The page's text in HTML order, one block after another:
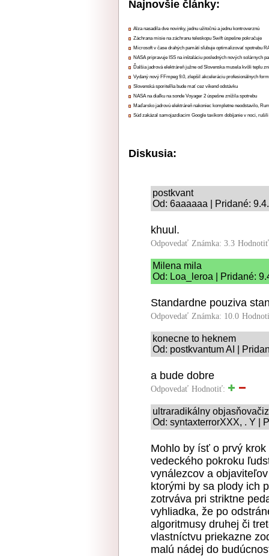
Najnovšie články:
Alza nasadila dve novinky, jednu užitočnú a jednu kontroverznú
Záchrana misie na záchranu teleskopu Swift úspešne pokračuje
Microsoft v čase drahých pamätí sľubuje optimalizovať spotrebu
NASA pripravuje ISS na inštaláciu posledných nových solárnych
Ďalšia jadrová elektráreň južne od Slovenska musela kvôli teplu
Vydaný nový FFmpeg 9.0, zlepšil akceleráciu profesionálnych
Slovenská sporiteľňa bude mať cez víkend odstávku
NASA na diaľku na sonde Voyager 2 úspešne znížila spotrebu
Maďarsko jadrovú elektráreň nakoniec kompletne neodstavilo,
Súd zakázal samojazdiacim Google taxíkom dobíjanie v noci,
Diskusia:
postkvant
Od: 6aaaaaa | Pridané:
khuul.
Odpovedať Známka: 3.3
Milena mila
Od: Loa_leroa | Pridané:
Standardne pouziva
Odpovedať Známka: 10.0
konecne to heknem
Od: postkvantum AI |
a bude dobre
Odpovedať Hodnotiť:
ultraradikálny
Od: syntaxterrorXXX, . Y |
Mohlo by ísť o prvý
vedeckého pokroku
vynálezcov a
ktorými by sa plody ich
zotrváva pri striktne
vyhliadka, že po
algoritmusy druhej či
vlastníctvu priekazne
malú nádej do